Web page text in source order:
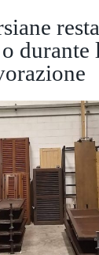
durante